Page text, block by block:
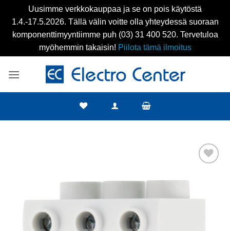
Uusimme verkkokauppaa ja se on pois käytöstä
1.4.-17.5.2026. Tällä välin voitte olla yhteydessä suoraan
komponenttimyyntiimme puh (03) 31 400 520. Tervetuloa
myöhemmin takaisin! Piilota tämä ilmoitus